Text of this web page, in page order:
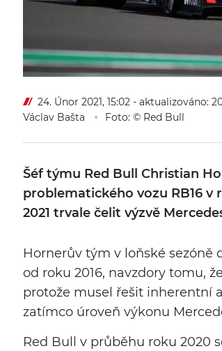
24. Únor 2021, 15:02 - aktualizováno:
Václav Bašta
Foto: © Red Bull
Šéf týmu Red Bull Christian
problematického vozu RB16
2021 trvale čelit výzvě
Hornerův tým v loňské sezóně
od roku 2016, navzdory tomu,
protože musel řešit inherentní
zatímco úroveň výkonu
Red Bull v průběhu roku 2020